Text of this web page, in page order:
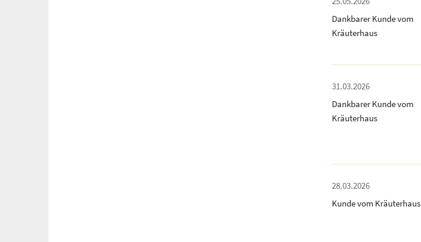
Dankbarer Kunde vom
Kräuterhaus
31.03.2026
Dankbarer Kunde vom
Kräuterhaus
28.03.2026
Kunde vom Kräuterhaus